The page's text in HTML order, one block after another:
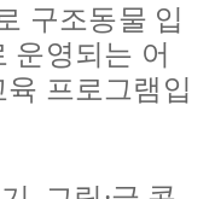
구조동물 입
운영되는 어
프로그램입